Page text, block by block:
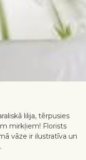
lilija, tērpusies
mirkļiem! Florists
vāze ir ilustratīva un